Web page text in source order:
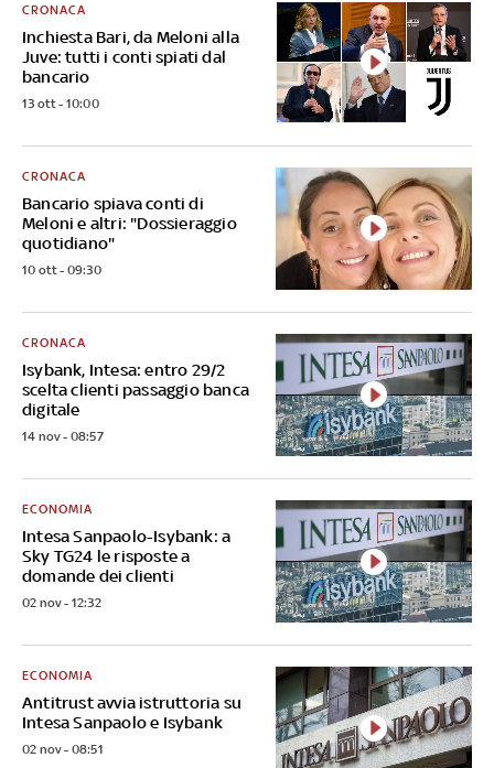
Inchiesta Bari, da Meloni alla
Juve: tutti i conti spiati dal
bancario
CRONACA
13 ott - 10:00
Bancario spiava conti di
Meloni e altri: "Dossieraggio
quotidiano"
CRONACA
10 ott - 09:30
Isybank, Intesa: entro 29/2
scelta clienti passaggio banca
digitale
CRONACA
14 nov - 08:57
Intesa Sanpaolo-Isybank: a
Sky TG24 le risposte a
domande dei clienti
ECONOMIA
02 nov - 12:32
Antitrust avvia istruttoria su
Intesa Sanpaolo e Isybank
ECONOMIA
02 nov - 08:51